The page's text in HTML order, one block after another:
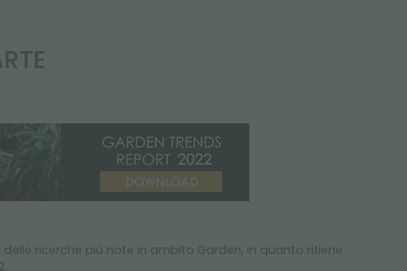
ricerche più note in ambito Garden, in quanto ritiene